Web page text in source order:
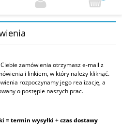
zamówienia otrzymasz e-mail z
i linkiem, w który należy kliknąć.
rozpoczynamy jego realizację, a
o postępie naszych prac.
= termin wysyłki + czas dostawy